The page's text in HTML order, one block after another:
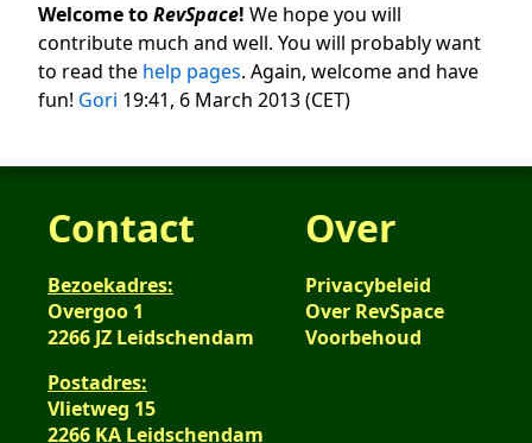
Welcome toRevSpace! We hope you will
contribute much and well. You will probably want
to read the help pages. Again, welcome and have
fun! Gori 19:41, 6 March 2013 (CET)
Contact
Bezoekadres:
Overgoo 1
2266 JZ Leidschendam
Postadres:
Vlietweg 15
2266 KA Leidschendam
Over
Privacybeleid
Over RevSpace
Voorbehoud